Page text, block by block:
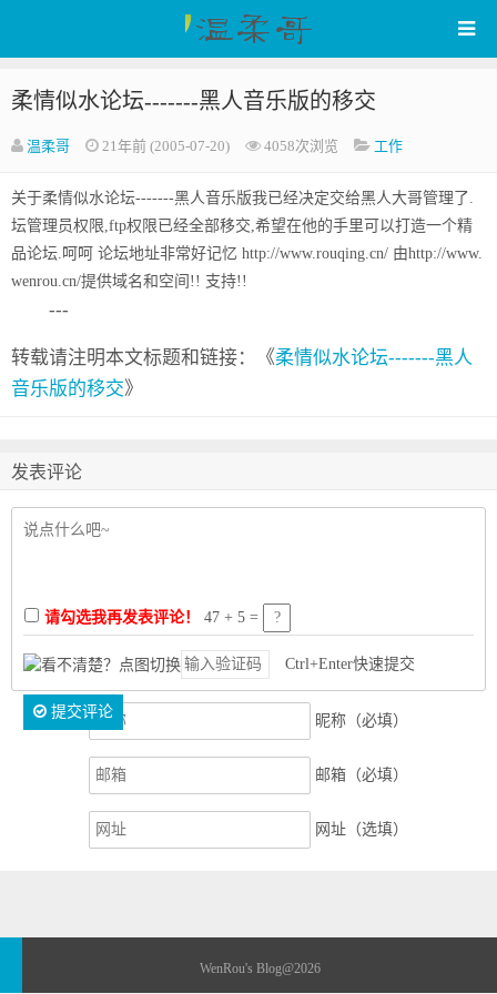
WenRou's Blog
柔情似水论坛-------黑人音乐版的移交
温柔哥 21年前 (2005-07-20) 4058次浏览 工作
关于柔情似水论坛-------黑人音乐版我已经决定交给黑人大哥管理了.
坛管理员权限,ftp权限已经全部移交,希望在他的手里可以打造一个精
品论坛.呵呵 论坛地址非常好记忆 http://www.rouqing.cn/ 由http://www.
wenrou.cn/提供域名和空间!! 支持!!
---
转载请注明本文标题和链接：《柔情似水论坛-------黑人
音乐版的移交》
发表评论
请勾选我再发表评论！ 47 + 5 =
Ctrl+Enter快速提交
提交评论
昵称（必填）
邮箱（必填）
网址（选填）
WenRou's Blog@2026